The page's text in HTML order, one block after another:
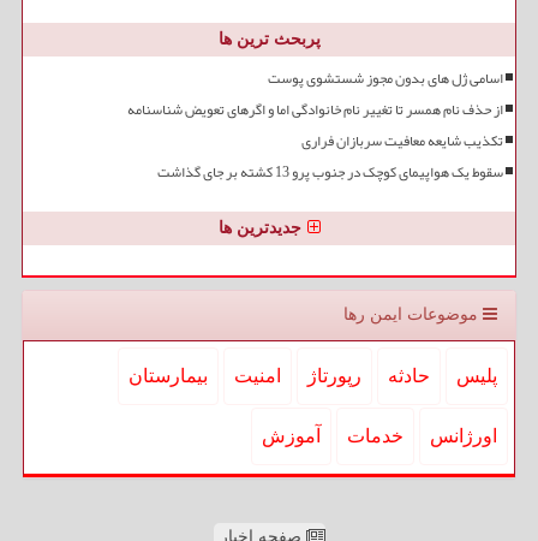
پربحث ترین ها
اسامی ژل های بدون مجوز شستشوی پوست
از حذف نام همسر تا تغییر نام خانوادگی اما و اگرهای تعویض شناسنامه
تکذیب شایعه معافیت سربازان فراری
سقوط یک هواپیمای کوچک در جنوب پرو 13 کشته بر جای گذاشت
جدیدترین ها
موضوعات ایمن رها
پلیس حادثه رپورتاژ امنیت بیمارستان
اورژانس خدمات آموزش
صفحه اخبار